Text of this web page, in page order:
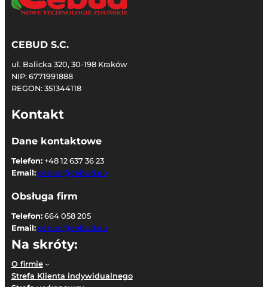
CEBUD S.C.
ul. Balicka 320, 30-198 Kraków
NIP: 6771991888
REGON: 351344118
Kontakt
Dane kontaktowe
Telefon:+48 12 637 36 23
Email: cebud@cebud.eu
Obsługa firm
Telefon:664 058 205
Email: cebud@cebud.eu
Na skróty:
O firmie
Strefa Klienta indywidualnego